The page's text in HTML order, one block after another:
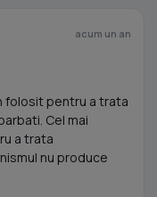
acum un an
pentru a trata
Cel mai
a trata
nu produce